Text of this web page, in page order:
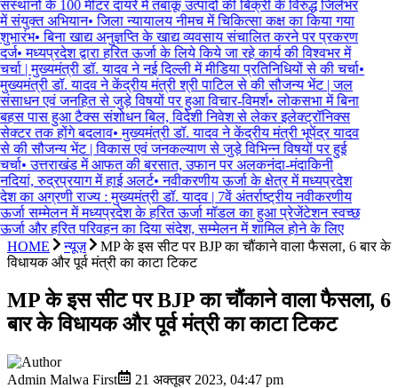
के 100 मीटर दायरे में तंबाकू उत्पादों की बिक्री के विरुद्ध जिलेभर
संयुक्त अभियान•जिला न्यायालय नीमच में चिकित्सा कक्ष का किया गया
•बिना खाद्य अनुज्ञप्ति के खाद्य व्यवसाय संचालित करने पर प्रकरण
•मध्यप्रदेश द्वारा हरित ऊर्जा के लिये किये जा रहे कार्य की विश्वभर में
| मुख्यमंत्री डॉ. यादव ने नई दिल्ली में मीडिया प्रतिनिधियों से की चर्चा•
डॉ. यादव ने केंद्रीय मंत्री श्री पाटिल से की सौजन्य भेंट | जल
एवं जनहित से जुड़े विषयों पर हुआ विचार-विमर्श•लोकसभा में बिना
पास हुआ टैक्स संशोधन बिल, विदेशी निवेश से लेकर इलेक्ट्रॉनिक्स
तक होंगे बदलाव•मुख्यमंत्री डॉ. यादव ने केंद्रीय मंत्री भूपेंद्र यादव
की सौजन्य भेंट | विकास एवं जनकल्याण से जुड़े विभिन्न विषयों पर हुई
•उत्तराखंड में आफत की बरसात, उफान पर अलकनंदा-मंदाकिनी
रुद्रप्रयाग में हाई अलर्ट•नवीकरणीय ऊर्जा के क्षेत्र में मध्यप्रदेश
का अग्रणी राज्य : मुख्यमंत्री डॉ. यादव | 7वें अंतर्राष्ट्रीय नवीकरणीय
सम्मेलन में मध्यप्रदेश के हरित ऊर्जा मॉडल का हुआ प्रेजेंटेशन स्वच्छ
और हरित परिवहन का दिया संदेश, सम्मेलन में शामिल होने के लिए
HOME
न्यूज़
MP के इस सीट पर BJP का चौंकाने वाला फैसला, 6 बार के
विधायक और पूर्व मंत्री का काटा टिकट
MP के इस सीट पर BJP का चौंकाने वाला फैसला, 6
बार के विधायक और पूर्व मंत्री का काटा टिकट
Admin Malwa First 21 अक्तूबर 2023, 04:47 pm